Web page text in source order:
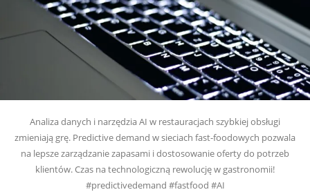
Analiza danych i narzędzia AI w restauracjach szybkiej obsługi
zmieniają grę. Predictive demand w sieciach fast-foodowych pozwala
na lepsze zarządzanie zapasami i dostosowanie oferty do potrzeb
klientów. Czas na technologiczną rewolucję w gastronomii!
#predictivedemand #fastfood #AI